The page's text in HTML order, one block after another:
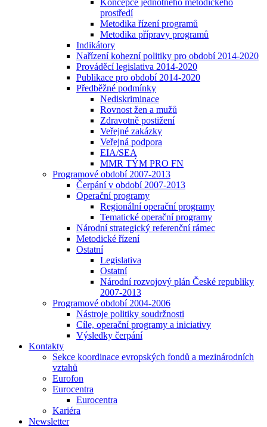
prostředí
Metodika řízení programů
Metodika přípravy programů
Indikátory
Nařízení kohezní politiky pro období 2014-2020
Prováděcí legislativa 2014-2020
Publikace pro období 2014-2020
Předběžné podmínky
Nediskriminace
Rovnost žen a mužů
Zdravotně postižení
Veřejné zakázky
Veřejná podpora
EIA/SEA
MMR TÝM PRO FN
Programové období 2007-2013
Čerpání v období 2007-2013
Operační programy
Regionální operační programy
Tematické operační programy
Národní strategický referenční rámec
Metodické řízení
Ostatní
Legislativa
Ostatní
Národní rozvojový plán České republiky
2007-2013
Programové období 2004-2006
Nástroje politiky soudržnosti
Cíle, operační programy a iniciativy
Výsledky čerpání
Kontakty
Sekce koordinace evropských fondů a mezinárodních
vztahů
Eurofon
Eurocentra
Eurocentra
Kariéra
Newsletter